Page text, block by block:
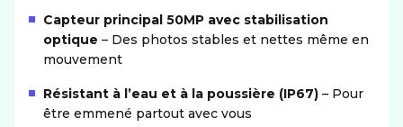
Capteur principal 50MP avec stabilisation
optique – Des photos stables et nettes même en
mouvement
Résistant à l’eau et à la poussière (IP67) – Pour
être emmené partout avec vous